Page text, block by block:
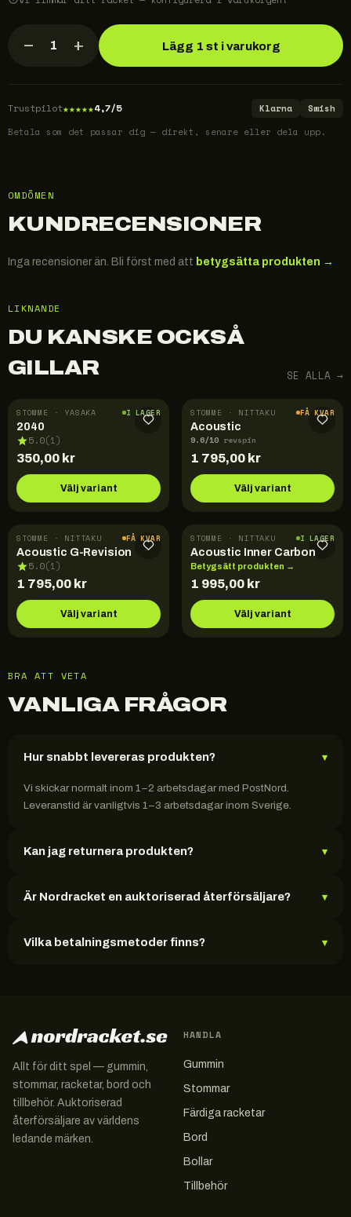
− 1 + Lägg 1 st i varukorg
Trustpilot★★★★★4,7/5 Klarna
Swish
Betala som det passar dig — direkt, senare eller dela upp.
OMDÖMEN
KUNDRECENSIONER
Inga recensioner än. Bli först med att betygsätta produkten →
LIKNANDE
DU KANSKE OCKSÅ
GILLAR
SE ALLA →
STOMME · YASAKA I LAGER
2040
5.0(1)
350,00 kr
Välj variant
STOMME · NITTAKU FÅ KVAR
Acoustic
9.6/10 revspin
1 795,00 kr
Välj variant
STOMME · NITTAKU FÅ KVAR
Acoustic G-Revision
5.0(1)
1 795,00 kr
Välj variant
STOMME · NITTAKU I LAGER
Acoustic Inner Carbon
Betygsätt produkten →
1 995,00 kr
Välj variant
BRA ATT VETA
VANLIGA FRÅGOR
Hur snabbt levereras produkten? ▾
Vi skickar normalt inom 1–2 arbetsdagar med PostNord.
Leveranstid är vanligtvis 1–3 arbetsdagar inom Sverige.
Kan jag returnera produkten? ▾
Är Nordracket en auktoriserad återförsäljare? ▾
Vilka betalningsmetoder finns? ▾
Allt för ditt spel — gummin,
stommar, racketar, bord och
tillbehör. Auktoriserad
återförsäljare av världens
ledande märken.
HANDLA
Gummin
Stommar
Färdiga racketar
Bord
Bollar
Tillbehör